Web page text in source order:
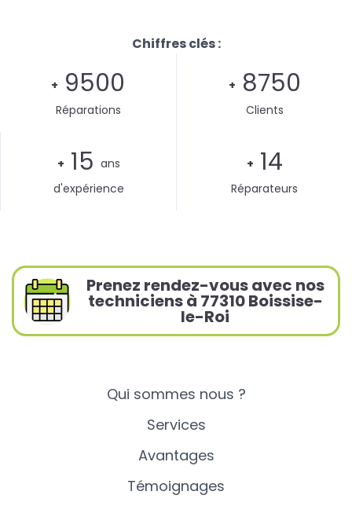
Chiffres clés :
+ 9500
Réparations
+ 8750
Clients
+ 15 ans
d'expérience
+ 14
Réparateurs
Prenez rendez-vous avec nos
techniciens à 77310 Boissise-
le-Roi
Qui sommes nous ?
Services
Avantages
Témoignages